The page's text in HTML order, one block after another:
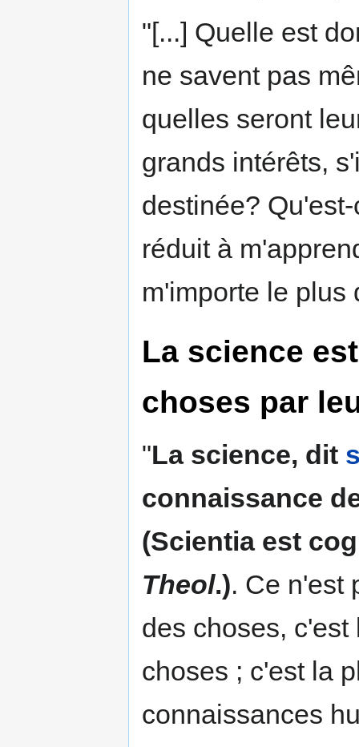
"[...] Quelle est
ne savent pas
quelles seront
grands intérêts,
destinée?
réduit à
m'importe le plus
La science
choses par
"La science, dit
connaissance
(Scientia est
Theol.). Ce n'est
des choses,
choses ; c'est la
connaissances